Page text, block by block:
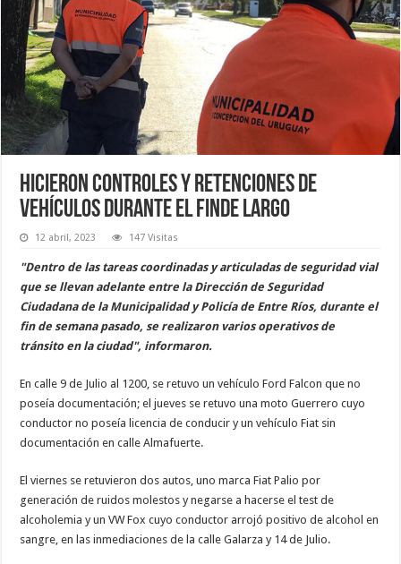
Hicieron controles y retenciones de
vehículos durante el finde largo
12 abril, 2023 147 Visitas
"Dentro de las tareas coordinadas y articuladas de seguridad vial
que se llevan adelante entre la Dirección de Seguridad
Ciudadana de la Municipalidad y Policía de Entre Ríos, durante el
fin de semana pasado, se realizaron varios operativos de
tránsito en la ciudad", informaron.
En calle 9 de Julio al 1200, se retuvo un vehículo Ford Falcon que no
poseía documentación; el jueves se retuvo una moto Guerrero cuyo
conductor no poseía licencia de conducir y un vehículo Fiat sin
documentación en calle Almafuerte.
El viernes se retuvieron dos autos, uno marca Fiat Palio por
generación de ruidos molestos y negarse a hacerse el test de
alcoholemia y un VW Fox cuyo conductor arrojó positivo de alcohol en
sangre, en las inmediaciones de la calle Galarza y 14 de Julio.